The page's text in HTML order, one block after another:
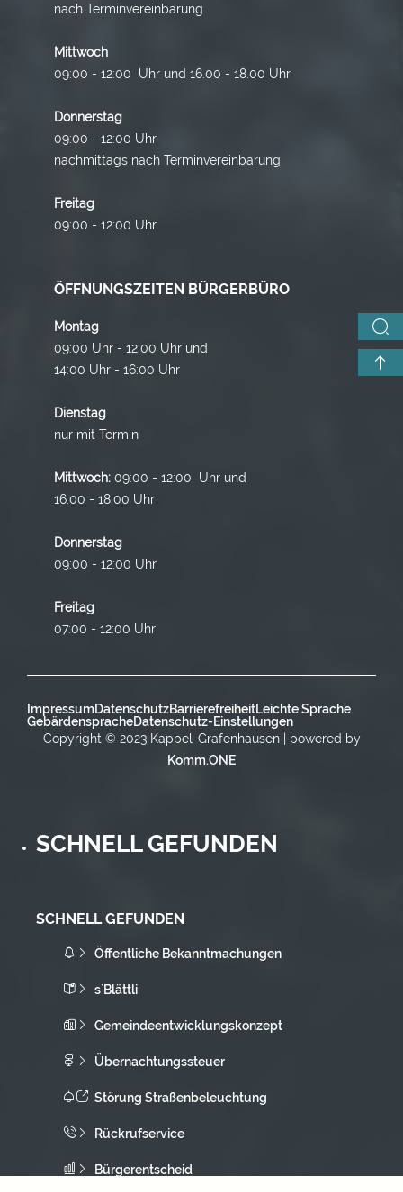
nach Terminvereinbarung
Mittwoch
09:00 - 12:00 Uhr und 16.00 - 18.00 Uhr
Donnerstag
09:00 - 12:00 Uhr
nachmittags nach Terminvereinbarung
Freitag
09:00 - 12:00 Uhr
ÖFFNUNGSZEITEN BÜRGERBÜRO
Montag
09:00 Uhr - 12:00 Uhr und
14:00 Uhr - 16:00 Uhr
Dienstag
nur mit Termin
Mittwoch: 09:00 - 12:00 Uhr und
16.00 - 18.00 Uhr
Donnerstag
09:00 - 12:00 Uhr
Freitag
07:00 - 12:00 Uhr
ImpressumDatenschutzBarrierefreiheitLeichte Sprache
GebärdenspracheDatenschutz-Einstellungen
Copyright © 2023 Kappel-Grafenhausen | powered by
Komm.ONE
SCHNELL GEFUNDEN
SCHNELL GEFUNDEN
Öffentliche Bekanntmachungen
s`Blättli
Gemeindeentwicklungskonzept
Übernachtungssteuer
Störung Straßenbeleuchtung
Rückrufservice
Bürgerentscheid